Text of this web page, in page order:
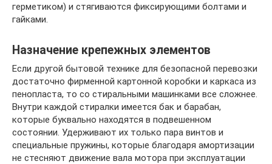
герметиком) и стягиваются фиксирующими болтами и
гайками.
Назначение крепежных элементов
Если другой бытовой технике для безопасной перевозки
достаточно фирменной картонной коробки и каркаса из
пенопласта, то со стиральными машинками все сложнее.
Внутри каждой стиралки имеется бак и барабан,
которые буквально находятся в подвешенном
состоянии. Удерживают их только пара винтов и
специальные пружины, которые благодаря амортизации
не стесняют движение вала мотора при эксплуатации